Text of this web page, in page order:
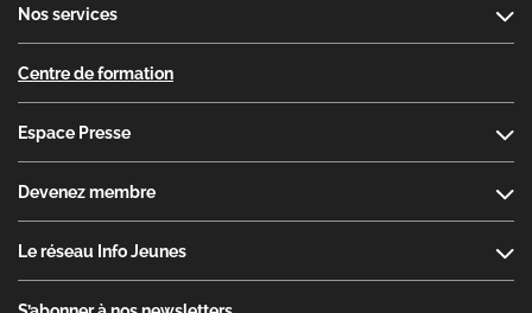
Nos services
Centre de formation
Espace Presse
Devenez membre
Le réseau Info Jeunes